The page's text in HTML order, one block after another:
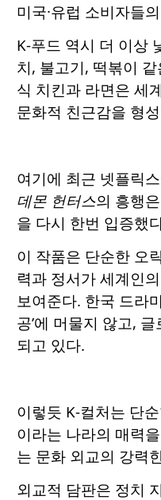
미국·유럽 소비자들
K-푸드 역시 더 이상
치, 불고기, 떡볶이
식 치킨과 라면은 세
문화적 친근감을 형
여기에 최근 넷플릭
데몬 헌터스의 흥행
을 다시 한번 입증했
이 작품은 단순한 오
력과 정서가 세계인
보여준다. 한국 드라
공’에 머물지 않고,
되고 있다.
이렇듯 K-컬처는 단
이라는 나라의 매력
는 문화 외교의 강력
외교적 담판은 정치